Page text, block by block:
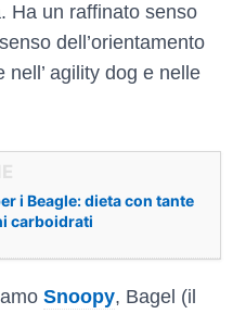
Ha un raffinato senso
dell’orientamento
agility dog e nelle
i Beagle: dieta con tante
carboidrati
Snoopy, Bagel (il